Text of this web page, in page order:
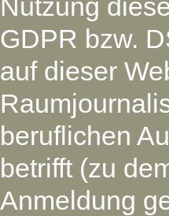
GDPR bzw.
auf dieser
beruflichen
betrifft (zu
Anmeldung